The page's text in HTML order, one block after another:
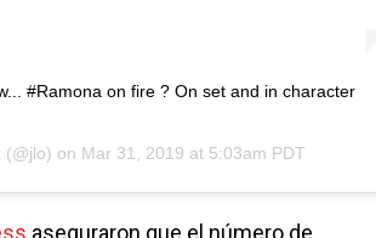
#Ramona on fire ? On set and in character
(@jlo) on Mar 31, 2019 at 5:03am PDT